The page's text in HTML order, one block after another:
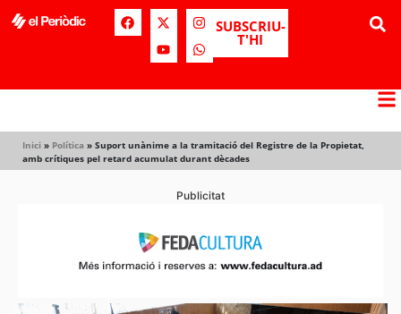
SUBSCRIU-
T'HI
Inici » Política » Suport unànime a la tramitació del Registre de la Propietat,
amb crítiques pel retard acumulat durant dècades
Publicitat